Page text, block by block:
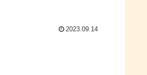
2023.09.14